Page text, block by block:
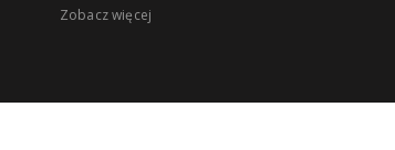
Zobacz więcej